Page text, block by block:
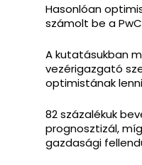
Hasonlóan
számolt be a PwC
A kutatásukban
vezérigazgató
optimistának
82 százalékuk
prognosztizál,
gazdasági